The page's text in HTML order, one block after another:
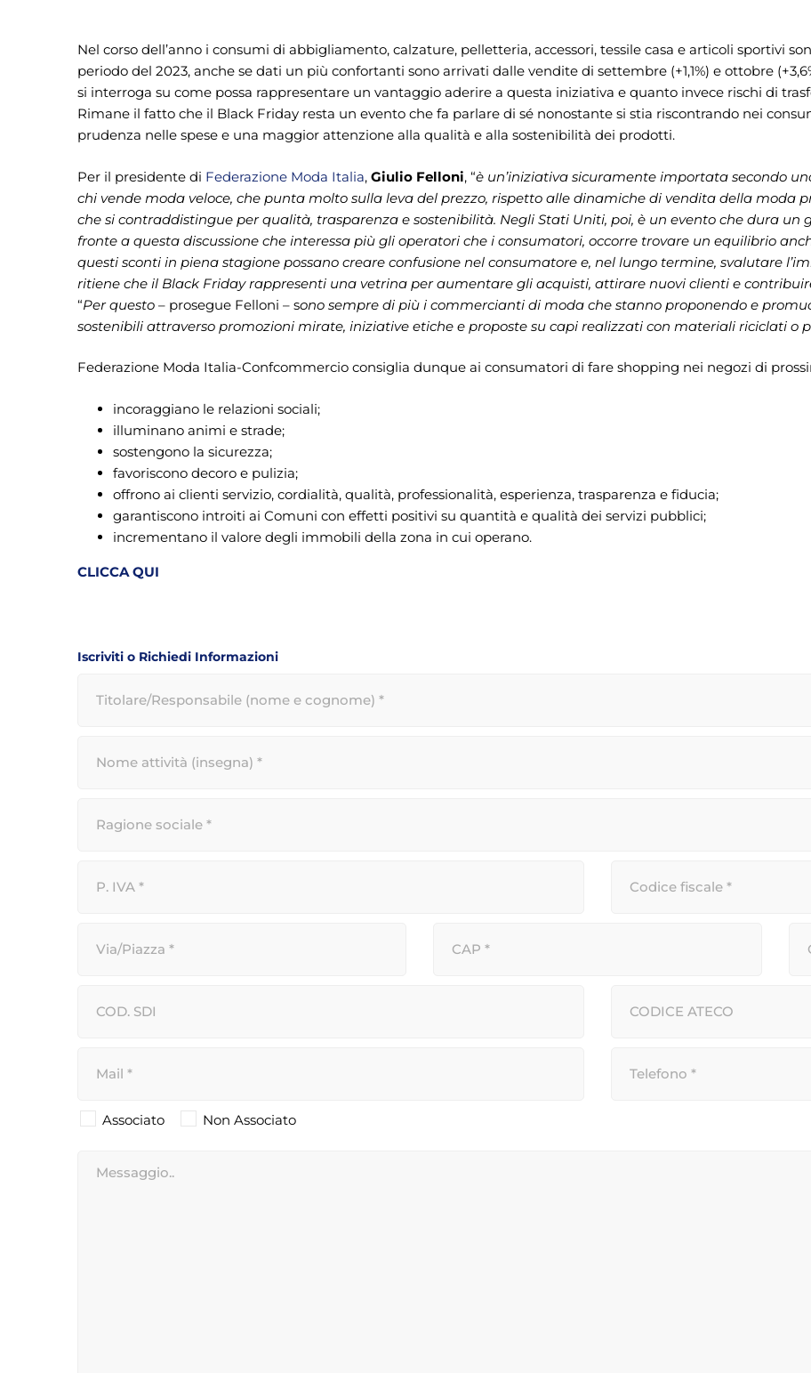
Nel corso dell’anno i consumi di abbigliamento, calzature, pelletteria, accessori, tessile casa e articoli sportivi
periodo del 2023, anche se dati un più confortanti sono arrivati dalle vendite di settembre (+1,1%) e ottobre
si interroga su come possa rappresentare un vantaggio aderire a questa iniziativa e quanto invece rischi di
Rimane il fatto che il Black Friday resta un evento che fa parlare di sé nonostante si stia riscontrando nei
prudenza nelle spese e una maggior attenzione alla qualità e alla sostenibilità dei prodotti.
Per il presidente di Federazione Moda Italia, Giulio Felloni, “è un’iniziativa sicuramente importata secondo
chi vende moda veloce, che punta molto sulla leva del prezzo, rispetto alle dinamiche di vendita della
che si contraddistingue per qualità, trasparenza e sostenibilità. Negli Stati Uniti, poi, è un evento che dura
fronte a questa discussione che interessa più gli operatori che i consumatori, occorre trovare un equilibrio
questi sconti in piena stagione possano creare confusione nel consumatore e, nel lungo termine, svalutare
ritiene che il Black Friday rappresenti una vetrina per aumentare gli acquisti, attirare nuovi clienti e
“Per questo – prosegue Felloni – sono sempre di più i commercianti di moda che stanno proponendo e
sostenibili attraverso promozioni mirate, iniziative etiche e proposte su capi realizzati con materiali riciclati o
Federazione Moda Italia-Confcommercio consiglia dunque ai consumatori di fare shopping nei negozi di
incoraggiano le relazioni sociali;
illuminano animi e strade;
sostengono la sicurezza;
favoriscono decoro e pulizia;
offrono ai clienti servizio, cordialità, qualità, professionalità, esperienza, trasparenza e fiducia;
garantiscono introiti ai Comuni con effetti positivi su quantità e qualità dei servizi pubblici;
incrementano il valore degli immobili della zona in cui operano.
CLICCA QUI
Iscriviti o Richiedi Informazioni
Associato Non Associato